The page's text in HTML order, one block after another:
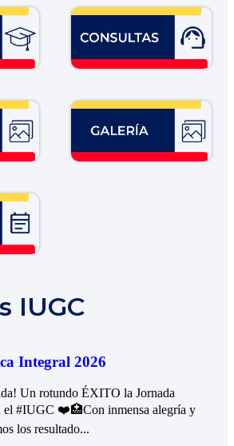
IUGC
Integral 2026
Un rotundo ÉXITO la Jornada
el #IUGC ❤️🏥Con inmensa alegría y
los resultado...